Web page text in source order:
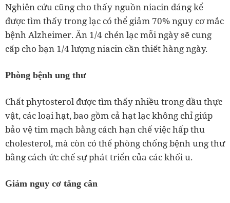
Nghiên cứu cũng cho thấy nguồn niacin đáng kể
được tìm thấy trong lạc có thể giảm 70% nguy cơ mắc
bệnh Alzheimer. Ăn 1/4 chén lạc mỗi ngày sẽ cung
cấp cho bạn 1/4 lượng niacin cần thiết hàng ngày.
Phòng bệnh ung thư
Chất phytosterol được tìm thấy nhiều trong dầu thực
vật, các loại hạt, bao gồm cả hạt lạc không chỉ giúp
bảo vệ tim mạch bằng cách hạn chế việc hấp thu
cholesterol, mà còn có thể phòng chống bệnh ung thư
bằng cách ức chế sự phát triển của các khối u.
Giảm nguy cơ tăng cân